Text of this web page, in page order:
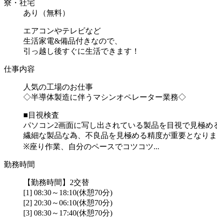
寮・社宅
あり（無料）
エアコンやテレビなど
生活家電&備品付きなので、
引っ越し後すぐに生活できます！
仕事内容
人気の工場のお仕事
◇半導体製造に伴うマシンオペレーター業務◇
■目視検査
パソコン2画面に写し出されている製品を目視で見極め
繊細な製品な為、不良品を見極める精度が重要となりま
※座り作業、自分のペースでコツコツ...
勤務時間
【勤務時間】2交替
[1] 08:30～18:10(休憩70分)
[2] 20:30～06:10(休憩70分)
[3] 08:30～17:40(休憩70分)